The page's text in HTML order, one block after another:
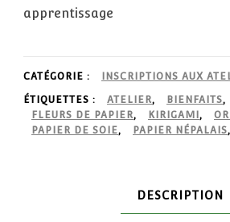
apprentissage
CATÉGORIE : INSCRIPTIONS AUX
ÉTIQUETTES : ATELIER, BIENFAITS,
FLEURS DE PAPIER, KIRIGAMI,
PAPIER DE SOIE, PAPIER NÉPALAIS,
DESCRIPTION